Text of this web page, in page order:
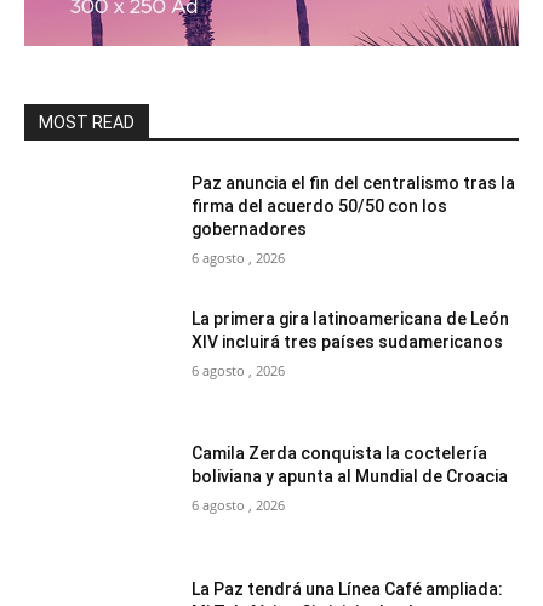
MOST READ
Paz anuncia el fin del centralismo tras la
firma del acuerdo 50/50 con los
gobernadores
6 agosto , 2026
La primera gira latinoamericana de León
XIV incluirá tres países sudamericanos
6 agosto , 2026
Camila Zerda conquista la coctelería
boliviana y apunta al Mundial de Croacia
6 agosto , 2026
La Paz tendrá una Línea Café ampliada: